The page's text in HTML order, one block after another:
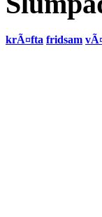
krÃ¤fta fridsam